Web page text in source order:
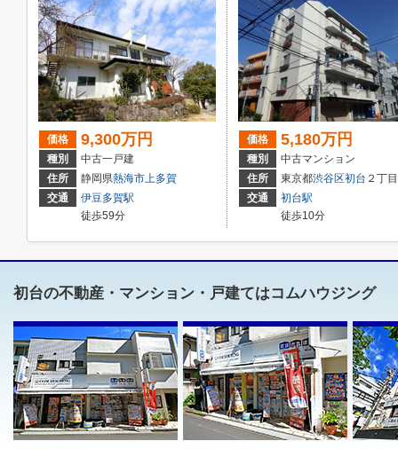
価格 9,300万円
種別
中古一戸建
住所
静岡県熱海市上多賀
交通
伊豆多賀駅
徒歩59分
価格 5,180万円
種別
中古マンション
住所
東京都渋谷区初台 ２丁目
交通
初台駅
徒歩10分
初台の不動産・マンション・戸建てはコムハウジング